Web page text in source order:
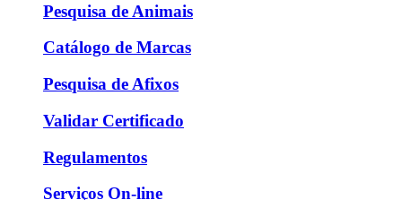
Pesquisa de Animais
Catálogo de Marcas
Pesquisa de Afixos
Validar Certificado
Regulamentos
Serviços On-line